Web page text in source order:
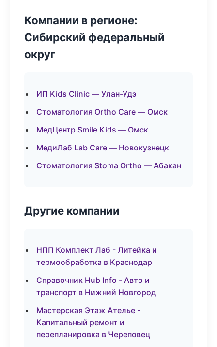
Компании в регионе:
Сибирский федеральный
округ
ИП Kids Clinic — Улан-Удэ
Стоматология Ortho Care — Омск
МедЦентр Smile Kids — Омск
МедиЛаб Lab Care — Новокузнецк
Стоматология Stoma Ortho — Абакан
Другие компании
НПП Комплект Лаб - Литейка и
термообработка в Краснодар
Справочник Hub Info - Авто и
транспорт в Нижний Новгород
Мастерская Этаж Ателье -
Капитальный ремонт и
перепланировка в Череповец